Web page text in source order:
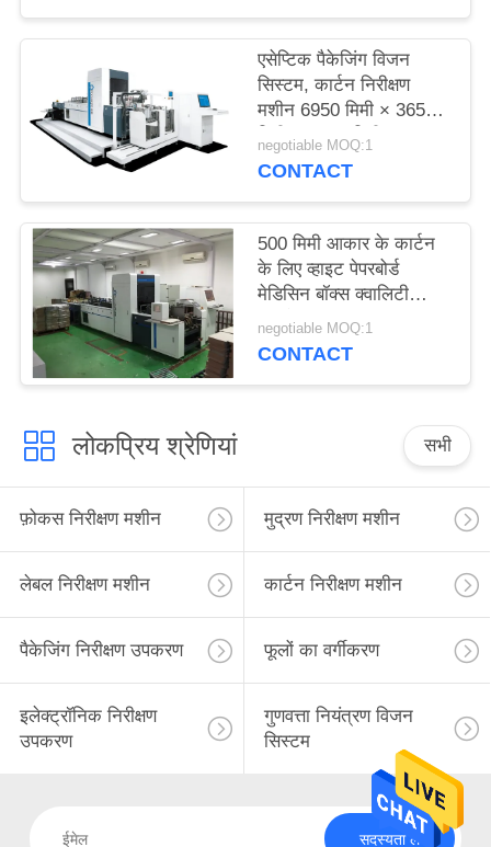
एसेप्टिक पैकेजिंग विजन
सिस्टम, कार्टन निरीक्षण
मशीन 6950 मिमी × 3650
मिमी × 2200 मिमी
negotiable MOQ:1
CONTACT
500 मिमी आकार के कार्टन
के लिए व्हाइट पेपरबोर्ड
मेडिसिन बॉक्स क्वालिटी
कंट्रोल मशीन
negotiable MOQ:1
CONTACT
लोकप्रिय श्रेणियां सभी
फ़ोकस निरीक्षण मशीन मुद्रण निरीक्षण मशीन
लेबल निरीक्षण मशीन कार्टन निरीक्षण मशीन
पैकेजिंग निरीक्षण उपकरण फूलों का वर्गीकरण
इलेक्ट्रॉनिक निरीक्षण
उपकरण
गुणवत्ता नियंत्रण विजन
सिस्टम
सदस्यता लें